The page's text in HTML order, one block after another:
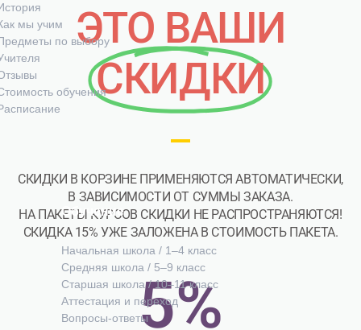
ЭТО ВАШИ
СКИДКИ
СКИДКИ В КОРЗИНЕ ПРИМЕНЯЮТСЯ АВТОМАТИЧЕСКИ,
В ЗАВИСИМОСТИ ОТ СУММЫ ЗАКАЗА.
НА ПАКЕТЫ КУРСОВ СКИДКИ НЕ РАСПРОСТРАНЯЮТСЯ!
СКИДКА 15% УЖЕ ЗАЛОЖЕНА В СТОИМОСТЬ ПАКЕТА.
5%
мы учим
по выбору
обучения
Обучение
Начальная школа / 1–4 класс
Средняя школа / 5–9 класс
Старшая школа / 10–11 класс
Аттестация и переход
Вопросы-ответы